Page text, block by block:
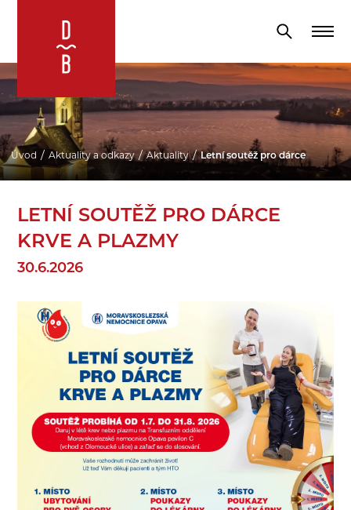
Úvod Aktuality a odkazy Aktuality Letní soutěž pro dárce krve a
LETNÍ SOUTĚŽ PRO DÁRCE
KRVE A PLAZMY
30.6.2026